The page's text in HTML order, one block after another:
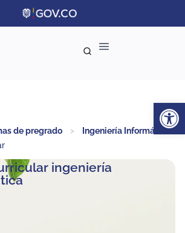
de pregrado >
Ingeniería Informática
ingeniería